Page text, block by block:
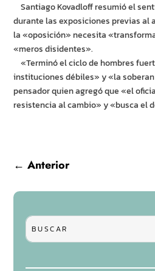
Santiago Kovadloff resumió el
durante las exposiciones previas al
la «oposición» necesita
«meros disidentes».
«Terminó el ciclo de hombres
instituciones débiles» y «la
pensador quien agregó que «el
resistencia al cambio» y «busca el
←Anterior